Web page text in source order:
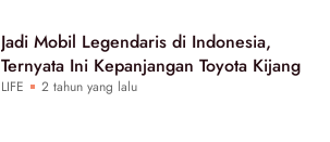
Jadi Mobil Legendaris di Indonesia,
Ternyata Ini Kepanjangan Toyota Kijang
LIFE 2 tahun yang lalu